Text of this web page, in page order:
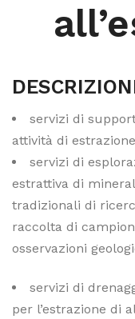
servizi di
attività di
servizi di
estrattiva di
tradizionali di
raccolta di
osservazioni
servizi di
per l’estrazione di